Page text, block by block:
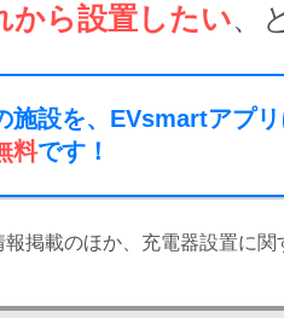
から設置したい、
施設を、EVsmartアプ
料です！
報掲載のほか、充電器設置に関